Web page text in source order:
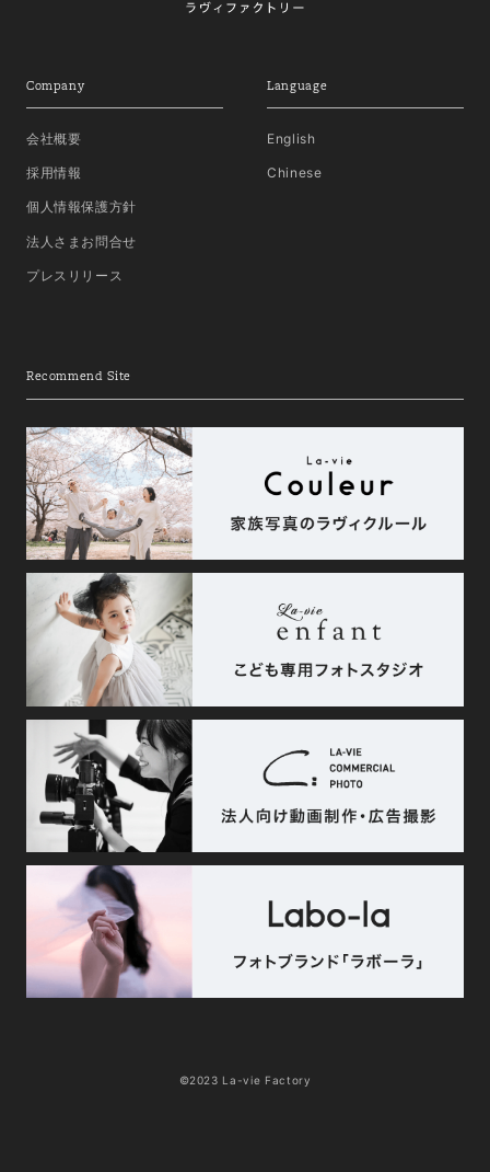
Company
会社概要
採用情報
個人情報保護方針
法人さまお問合せ
プレスリリース
Language
English
Chinese
Recommend Site
©2023 La-vie Factory